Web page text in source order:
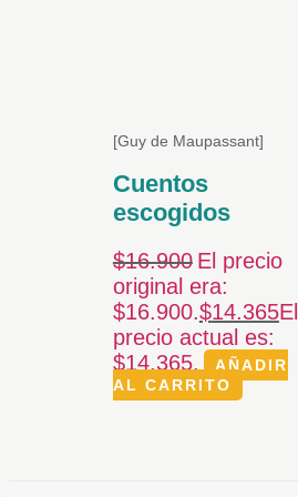
[Guy de Maupassant]
Cuentos
escogidos
$16.900 El precio
original era:
$16.900.$14.365El
precio actual es:
$14.365.
AÑADIR
AL CARRITO